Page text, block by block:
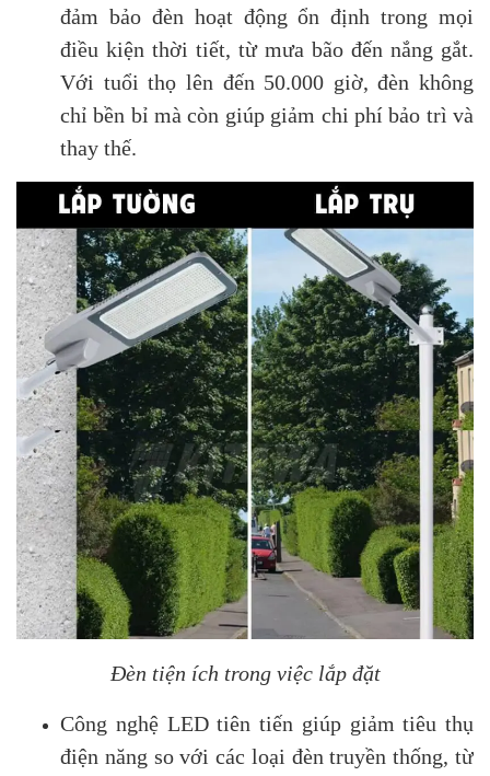
đảm bảo đèn hoạt động ổn định trong mọi
điều kiện thời tiết, từ mưa bão đến nắng gắt.
Với tuổi thọ lên đến 50.000 giờ, đèn không
chỉ bền bỉ mà còn giúp giảm chi phí bảo trì và
thay thế.
Đèn tiện ích trong việc lắp đặt
Công nghệ LED tiên tiến giúp giảm tiêu thụ
điện năng so với các loại đèn truyền thống, từ